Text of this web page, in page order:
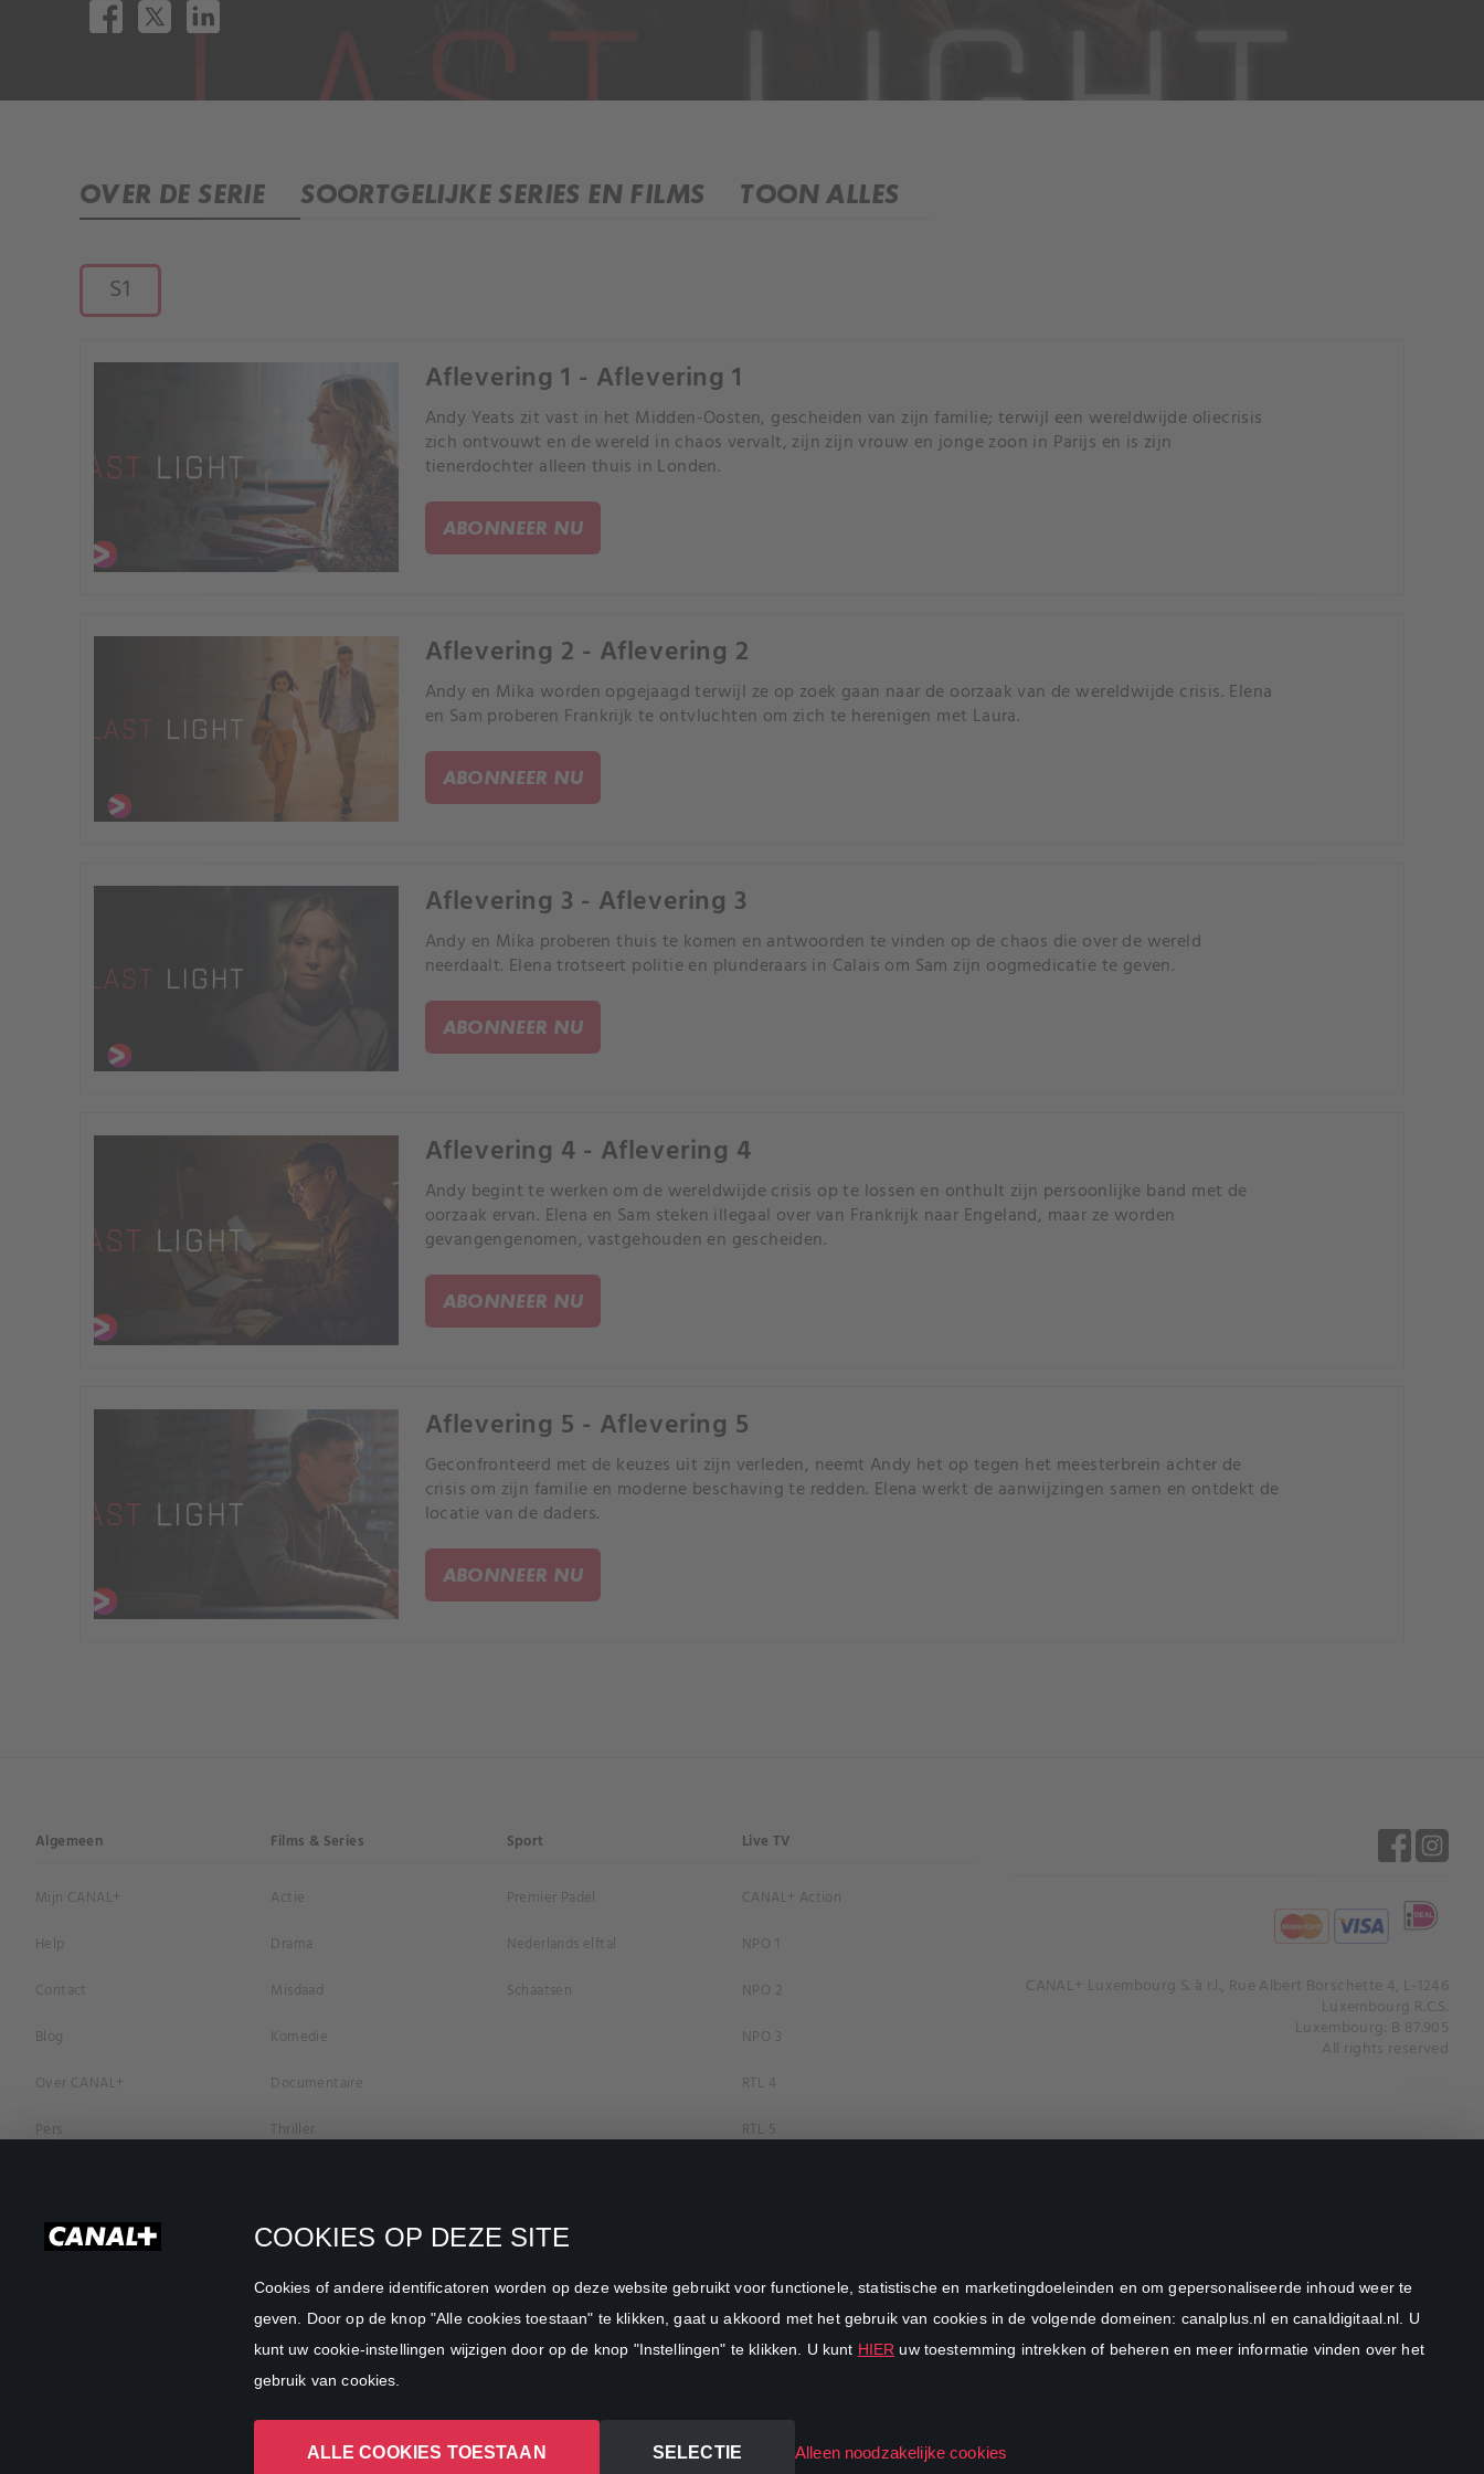
COOKIES OP DEZE SITE
Cookies of andere identificatoren worden op deze website gebruikt voor functionele, statistische en marketingdoeleinden en om gepersonaliseerde inhoud weer te
geven. Door op de knop "Alle cookies toestaan" te klikken, gaat u akkoord met het gebruik van cookies in de volgende domeinen: canalplus.nl en canaldigitaal.nl. U
kunt uw cookie-instellingen wijzigen door op de knop "Instellingen" te klikken. U kunt HIER uw toestemming intrekken of beheren en meer informatie vinden over het
gebruik van cookies.
ALLE COOKIES TOESTAAN SELECTIE Alleen noodzakelijke cookies
OVER DE SERIE SOORTGELIJKE SERIES EN FILMS TOON ALLES
S1
Aflevering 1 - Aflevering 1
Andy Yeats zit vast in het Midden-Oosten, gescheiden van zijn familie; terwijl een wereldwijde oliecrisis
zich ontvouwt en de wereld in chaos vervalt, zijn zijn vrouw en jonge zoon in Parijs en is zijn
tienerdochter alleen thuis in Londen.
ABONNEER NU
Aflevering 2 - Aflevering 2
Andy en Mika worden opgejaagd terwijl ze op zoek gaan naar de oorzaak van de wereldwijde crisis. Elena
en Sam proberen Frankrijk te ontvluchten om zich te herenigen met Laura.
ABONNEER NU
Aflevering 3 - Aflevering 3
Andy en Mika proberen thuis te komen en antwoorden te vinden op de chaos die over de wereld
neerdaalt. Elena trotseert politie en plunderaars in Calais om Sam zijn oogmedicatie te geven.
ABONNEER NU
Aflevering 4 - Aflevering 4
Andy begint te werken om de wereldwijde crisis op te lossen en onthult zijn persoonlijke band met de
oorzaak ervan. Elena en Sam steken illegaal over van Frankrijk naar Engeland, maar ze worden
gevangengenomen, vastgehouden en gescheiden.
ABONNEER NU
Aflevering 5 - Aflevering 5
Geconfronteerd met de keuzes uit zijn verleden, neemt Andy het op tegen het meesterbrein achter de
crisis om zijn familie en moderne beschaving te redden. Elena werkt de aanwijzingen samen en ontdekt de
locatie van de daders.
ABONNEER NU
Algemeen
Mijn CANAL+
Help
Contact
Blog
Over CANAL+
Pers
Privacybeleid
Films & Series
Actie
Drama
Misdaad
Komedie
Documentaire
Thriller
Romantiek
Familie
Sport
Sport
Premier Padel
Nederlands elftal
Schaatsen
Live TV
CANAL+ Action
NPO 1
NPO 2
NPO 3
RTL 4
RTL 5
SBS6
Net5
DreamWorks Channel
CANAL+ Luxembourg S. à r.l., Rue Albert Borschette 4, L-1246
Luxembourg R.C.S.
Luxembourg: B 87.905
All rights reserved